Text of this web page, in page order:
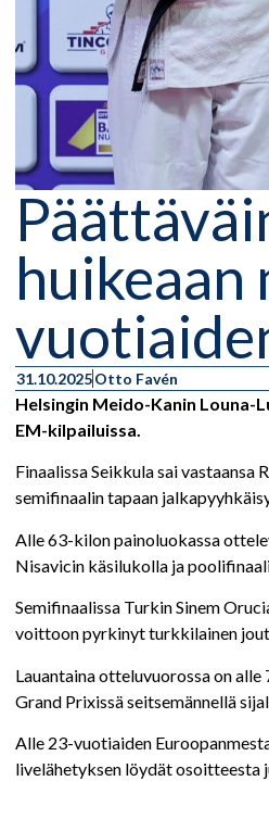
huikeaan
31.10.2025Otto Favén
Helsingin Meido-Kanin Louna-
EM-kilpailuissa.
Finaalissa Seikkula sai vastaansa
semifinaalin tapaan
Alle 63-kilon painoluokassa
Nisavicin käsilukolla ja
Semifinaalissa Turkin Sinem
voittoon pyrkinyt turkkilainen
Lauantaina otteluvuorossa on
Grand Prixissä seitsemännellä
Alle 23-vuotiaiden
livelähetyksen löydät osoitteesta